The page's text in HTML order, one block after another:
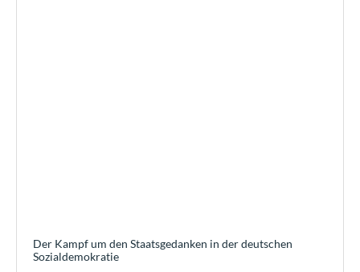
Der Kampf um den Staatsgedanken in der deutschen
Sozialdemokratie